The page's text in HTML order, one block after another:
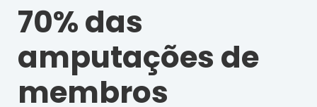
70% das
amputações de
membros